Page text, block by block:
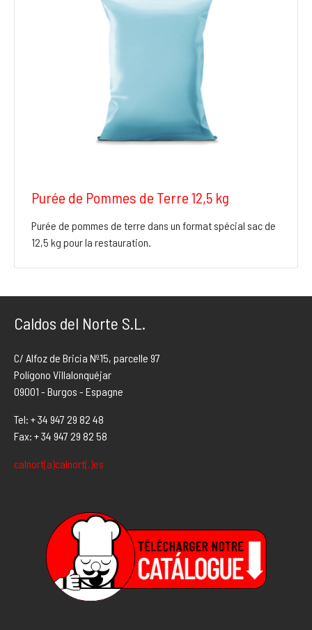
Purée de Pommes de Terre 12,5 kg
Purée de pommes de terre dans un format spécial sac de
12,5 kg pour la restauration.
Caldos del Norte S.L.
C/ Alfoz de Bricia Nº15, parcelle 97
Polígono Villalonquéjar
09001 - Burgos - Espagne
Tel: + 34 947 29 82 48
Fax: + 34 947 29 82 58
calnort(a)calnort(.)es